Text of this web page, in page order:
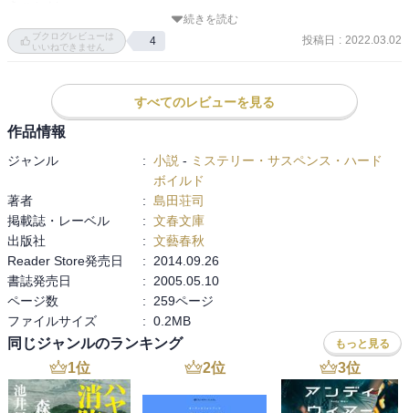
続きを読む
ブクログレビューは
いいねできません
4 投稿日 : 2022.03.02
すべてのレビューを見る
作品情報
ジャンル : 小説 - ミステリー・サスペンス・ハード
ボイルド
著者
: 島田荘司
掲載誌・レーベル
: 文春文庫
出版社
: 文藝春秋
Reader Store発売日
:
2014.09.26
書誌発売日
:
2005.05.10
ページ数
:
259ページ
ファイルサイズ
: 0.2MB
同じジャンルのランキング もっと見る
1位 2位 3位